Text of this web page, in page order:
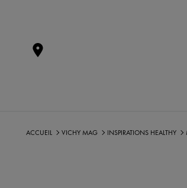
ACCUEIL VICHY MAG INSPIRATIONS HEALTHY